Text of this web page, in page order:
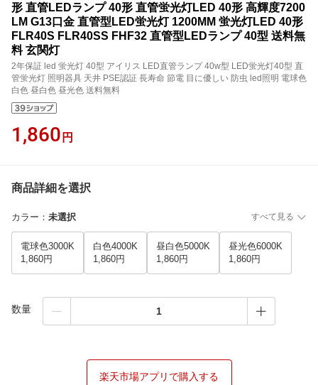
形 直管LEDランプ 40形 直管蛍光灯LED 40形 高輝度7200
LM G13口金 直管型LED蛍光灯 1200MM 蛍光灯LED 40形
FLR40S FLR40SS FHF32 直管型LEDランプ 40型 送料無
料 玄関灯
2年保証 led 蛍光灯 40型 アイリス LED直管ランプ 40w型 LED蛍光灯40型 直
管蛍光灯 照明器具 天井 PSE認証 長寿命 節電 目に優しい 防虫 led照明 電球色
白色 昼白色 昼光色 送料無料
1,860 円
商品詳細を選択
カラー ： 未選択 すべて見る
電球色3000K
1,860円
白色4000K
1,860円
昼白色5000K
1,860円
昼光色6000K
1,860円
数量
楽天市場アプリで購入する